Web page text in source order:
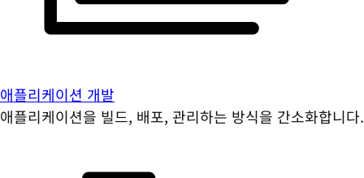
애플리케이션 개발
애플리케이션을 빌드, 배포, 관리하는 방식을 간소화합니다.